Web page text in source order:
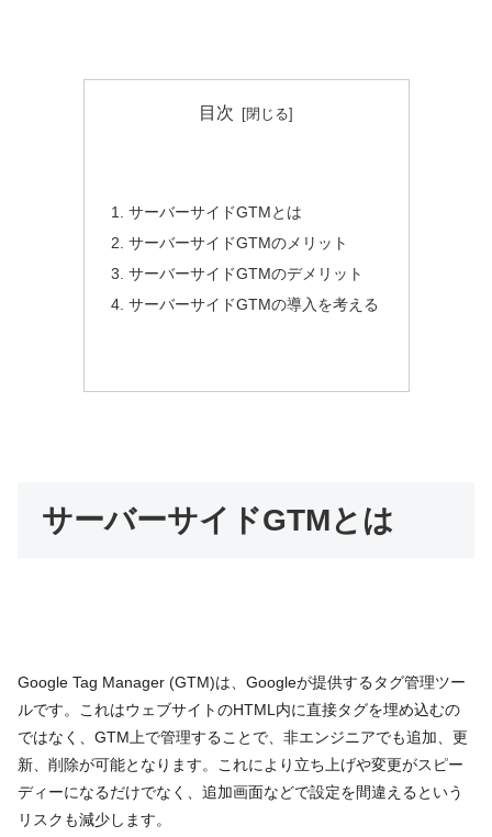
目次
サーバーサイドGTMとは
サーバーサイドGTMのメリット
サーバーサイドGTMのデメリット
サーバーサイドGTMの導入を考える
サーバーサイドGTMとは
Google Tag Manager (GTM)は、Googleが提供するタグ管理ツー
ルです。これはウェブサイトのHTML内に直接タグを埋め込むの
ではなく、GTM上で管理することで、非エンジニアでも追加、更
新、削除が可能となります。これにより立ち上げや変更がスピー
ディーになるだけでなく、追加画面などで設定を間違えるという
リスクも減少します。